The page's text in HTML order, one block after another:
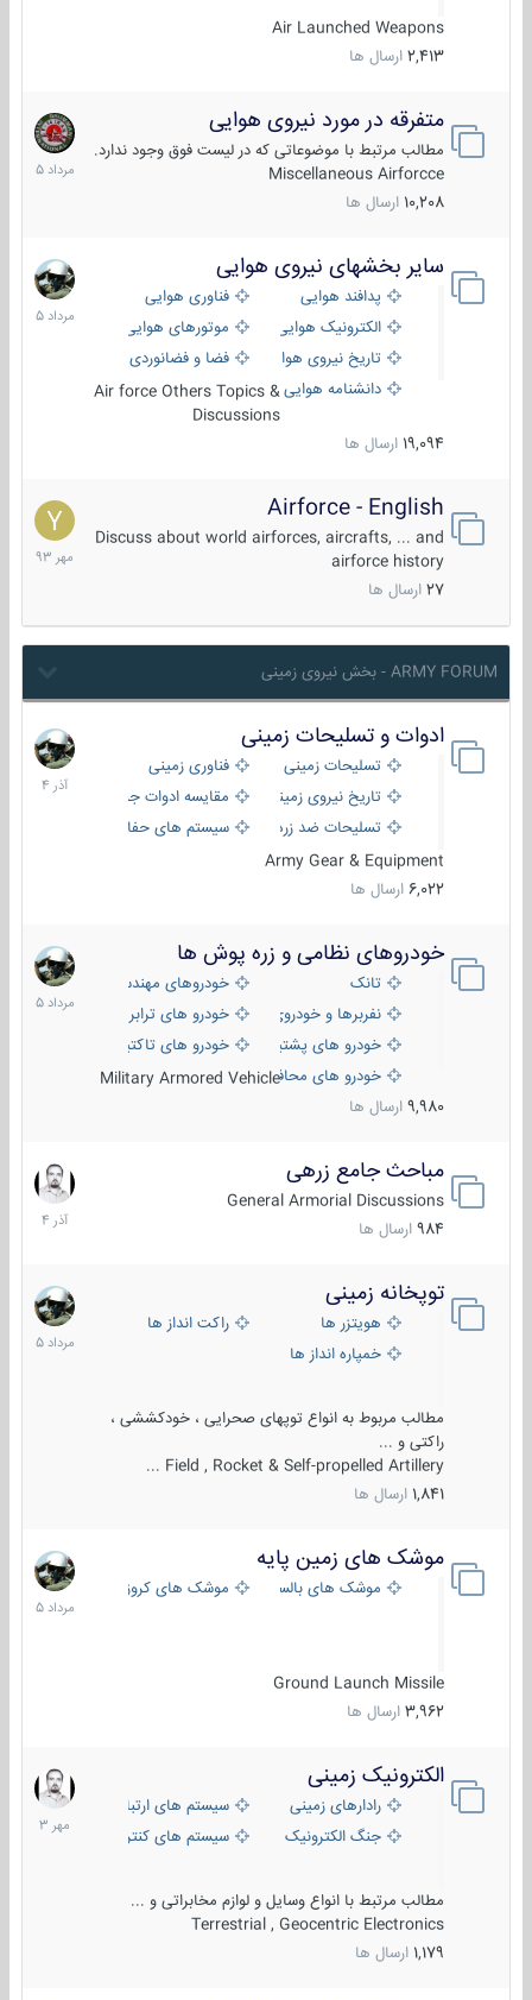
Air Launched Weapons
2,413 ارسال ها
متفرقه در مورد نیروی هوایی
مطالب مرتبط با موضوعاتی که در لیست فوق وجود ندارد.
Miscellaneous Airforcce
10,208 ارسال ها
7
مرداد
1405
سایر بخشهای نیروی هوایی
پدافند هوایی
فناوری هوایی
الکترونیک هوایی
موتورهای هوایی
تاریخ نیروی هوایی
فضا و فضانوردی
دانشنامه هواییAir force Others Topics &
Discussions
19,094 ارسال ها
2
مرداد
1405
Airforce - English
Discuss about world airforces, aircrafts, ... and
airforce history
27 ارسال ها
15
مهر
1393
ARMY FORUM - بخش نیروی زمینی
ادوات و تسلیحات زمینی
تسلیحات زمینی
فناوری زمینی
تاریخ نیروی زمینی
مقایسه ادوات جنگی
تسلیحات ضد زره
سیستم های حفاظت فعال
Army Gear & Equipment
6,022 ارسال ها
21
آذر
1404
خودروهای نظامی و زره پوش ها
تانک
خودروهای مهندسی
نفربرها و خودروی های رزمی پیاده نظام
خودرو های ترابری نظامی
خودرو های پشتیبانی آتش ، شناسایی و ضد تانک
خودرو های تاکتیکی نظامی
خودرو های محافظت شدهMilitary Armored Vehicle
9,980 ارسال ها
2
مرداد
1405
مباحث جامع زرهی
General Armorial Discussions
984 ارسال ها
7
آذر
1404
توپخانه زمینی
هویتزر ها
راکت انداز ها
خمپاره انداز ها
مطالب مربوط به انواع توپهای صحرایی ، خودکششی ،
راکتی و ...
Field , Rocket & Self-propelled Artillery ...
1,841 ارسال ها
9
مرداد
1405
موشک های زمین پایه
موشک های بالستیک موشک های کروز
Ground Launch Missile
3,962 ارسال ها
2
مرداد
1405
الکترونیک زمینی
رادارهای زمینی
سیستم های ارتباطی و جمع آوری
جنگ الکترونیک
سیستم های کنترل آتش و تجهیزات
مطالب مرتبط با انواع وسایل و لوازم مخابراتی و ...
Terrestrial , Geocentric Electronics
1,179 ارسال ها
1
مهر
1403